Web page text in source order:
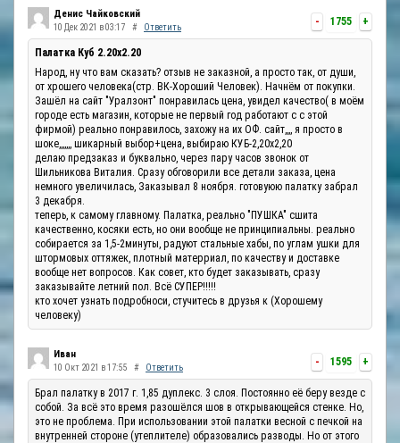
- 1755 +
Денис Чайковский
10 Дек 2021 в 03:17 # Ответить
Палатка Куб 2.20x2.20
Народ, ну что вам сказать? отзыв не заказной, а просто так, от души,
от хрошего человека(стр. ВК-Хороший Человек). Начнём от покупки.
Зашёл на сайт "Уралзонт" понравилась цена, увидел качество( в моём
городе есть магазин, которые не первый год работают с с этой
фирмой) реально понравилось, захожу на их ОФ. сайт,,,, я просто в
шоке,,,,,,, шикарный выбор+цена, выбираю КУБ-2,20х2,20
делаю предзаказ и буквально, через пару часов звонок от
Шильникова Виталия. Сразу обговорили все детали заказа, цена
немного увеличилась, Заказывал 8 ноября. готовуюю палатку забрал
3 декабря.
теперь, к самому главному. Палатка, реально "ПУШКА" сшита
качественно, косяки есть, но они вообще не принципиальны. реально
собирается за 1,5-2минуты, радуют стальные хабы, по углам ушки для
штормовых оттяжек, плотный матерриал, по качеству и доставке
вообще нет вопросов. Как совет, кто будет заказывать, сразу
заказывайте летний пол. Всё СУПЕР!!!!!
кто хочет узнать подробноси, стучитесь в друзья к (Хорошему
человеку)
- 1595 +
Иван
10 Окт 2021 в 17:55 # Ответить
Брал палатку в 2017 г. 1,85 дуплекс. 3 слоя. Постоянно её беру везде с
собой. За всё это время разошёлся шов в открывающейся стенке. Но,
это не проблема. При использовании этой палатки весной с печкой на
внутренней стороне (утеплителе) образовались разводы. Но от этого